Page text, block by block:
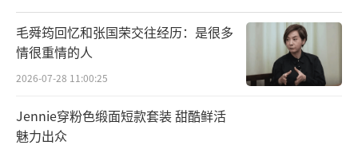
毛舜筠回忆和张国荣交往经历：是很多
情很重情的人
2026-07-28 11:00:25
Jennie穿粉色缎面短款套装 甜酷鲜活
魅力出众